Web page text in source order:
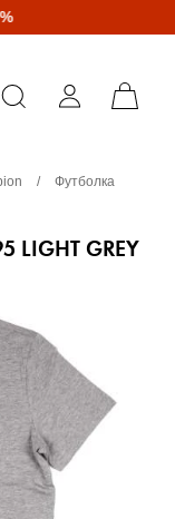
/
Футболка
GREY